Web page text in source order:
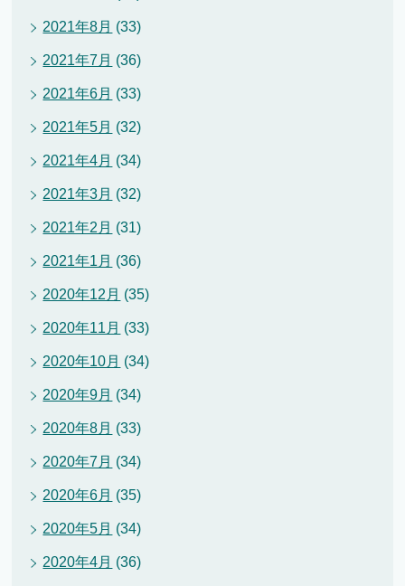
2021年8月 (33)
2021年7月 (36)
2021年6月 (33)
2021年5月 (32)
2021年4月 (34)
2021年3月 (32)
2021年2月 (31)
2021年1月 (36)
2020年12月 (35)
2020年11月 (33)
2020年10月 (34)
2020年9月 (34)
2020年8月 (33)
2020年7月 (34)
2020年6月 (35)
2020年5月 (34)
2020年4月 (36)